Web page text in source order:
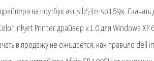
драйвера на ноутбук asus b53e-so169x.
Inkjet Printer драйвер v.1.0 для Windows
в продажу не ожидается, как правило